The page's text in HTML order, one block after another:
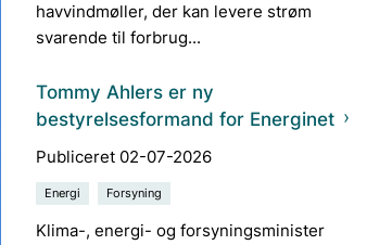
havvindmøller, der kan levere strøm
svarende til forbrug...
Tommy Ahlers er ny
bestyrelsesformand for Energinet
Publiceret 02-07-2026
Energi Forsyning
Klima-, energi- og forsyningsminister